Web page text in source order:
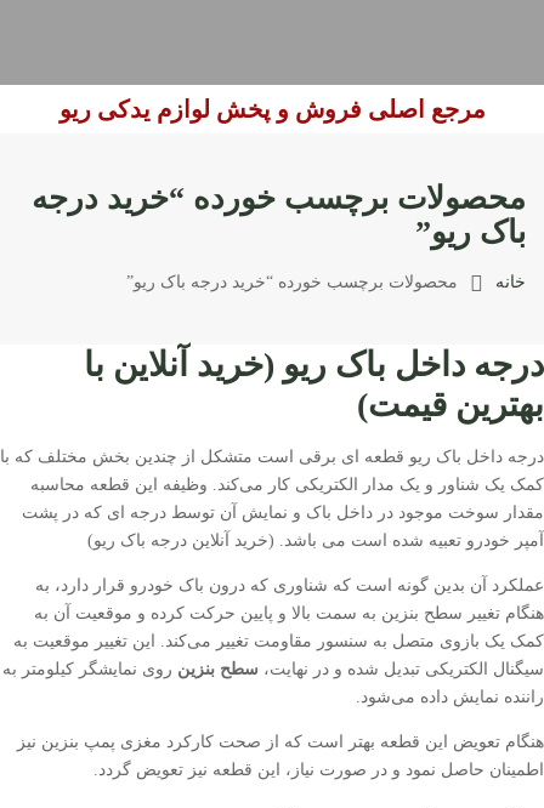
مرجع اصلی فروش و پخش لوازم یدکی ریو
محصولات برچسب خورده “خرید درجه
باک ریو”
خانه محصولات برچسب خورده “خرید درجه باک ریو”
درجه داخل باک ریو (خرید آنلاین با
بهترین قیمت)
درجه داخل باک ریو قطعه ای برقی است متشکل از چندین بخش مختلف که با
کمک یک شناور و یک مدار الکتریکی کار می‌کند. وظیفه این قطعه محاسبه
مقدار سوخت موجود در داخل باک و نمایش آن توسط درجه ای که در پشت
آمپر خودرو تعبیه شده است می باشد. (خرید آنلاین درجه باک ریو)
عملکرد آن بدین گونه است که شناوری که درون باک خودرو قرار دارد، به
هنگام تغییر سطح بنزین به سمت بالا و پایین حرکت کرده و موقعیت آن به
کمک یک بازوی متصل به سنسور مقاومت تغییر می‌کند. این تغییر موقعیت به
سیگنال الکتریکی تبدیل شده و در نهایت، سطح بنزین روی نمایشگر کیلومتر به
راننده نمایش داده می‌شود.
هنگام تعویض این قطعه بهتر است که از صحت کارکرد مغزی پمپ بنزین نیز
اطمینان حاصل نمود و در صورت نیاز، این قطعه نیز تعویض گردد.